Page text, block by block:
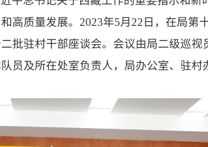
高质量发展。 2023年5月22日，在局第
批驻村干部座谈会。会议由局二级巡视
员及所在处室负责人，局办公室、驻村